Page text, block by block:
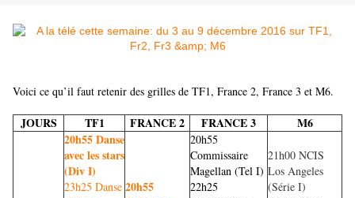
Voici ce qu’il faut retenir des grilles de TF1, France 2, France 3 et M6.
JOURS TF1 FRANCE 2 FRANCE 3 M6
20h55 Danse
avec les stars
(Div I)
23h25 Danse 20h55
20h55
Commissaire
Magellan (Tel I)
22h25
21h00 NCIS
Los Angeles
(Série I)